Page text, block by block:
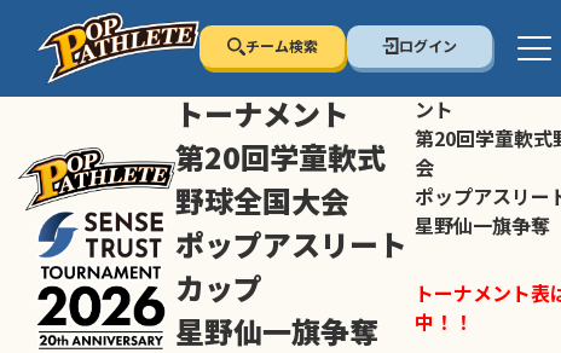
チーム検索 ログイン
センス・トラスト
トーナメント
第20回学童軟式
野球全国大会
ポップアスリート
カップ
星野仙一旗争奪
センス・トラス
ント
第20回学童軟式
会
ポップアスリー
星野仙一旗争奪
トーナメント表
中！！